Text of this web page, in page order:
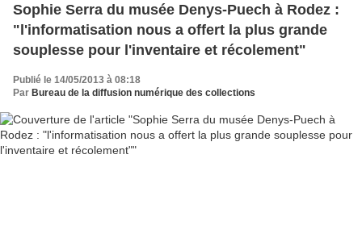
Sophie Serra du musée Denys-Puech à Rodez :
"l'informatisation nous a offert la plus grande
souplesse pour l'inventaire et récolement"
Publié le 14/05/2013 à 08:18
Par Bureau de la diffusion numérique des collections